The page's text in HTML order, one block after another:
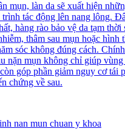
mụn, làn da sẽ xuất hiện
tác động lên nang lông.
hàng rào bảo vệ da tạm thời
thâm sau mụn hoặc hình
sóc không đúng cách.
nặn mụn không chỉ giúp
góp phần giảm nguy cơ tái
chứng về sau.